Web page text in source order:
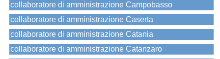
collaboratore di amministrazione Campobasso
collaboratore di amministrazione Caserta
collaboratore di amministrazione Catania
collaboratore di amministrazione Catanzaro